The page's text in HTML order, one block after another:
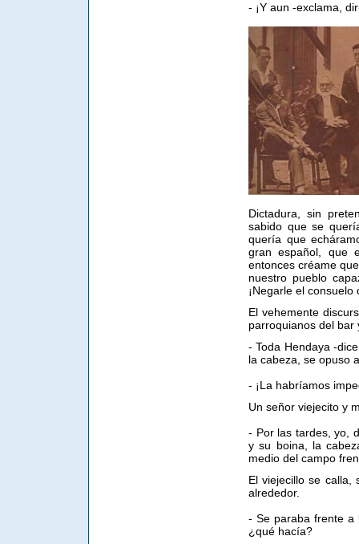
- ¡Y aun -exclama,
Dictadura, sin
sabido que se
quería que
gran español, que
entonces créame
nuestro pueblo
¡Negarle el
El vehemente
parroquianos del
- Toda Hendaya -
la cabeza, se opuso
- ¡La habríamos
Un señor viejecito y
- Por las tardes, yo,
y su boina, la
medio del campo
El viejecillo se calla,
alrededor.
- Se paraba frente a
¿qué hacía?